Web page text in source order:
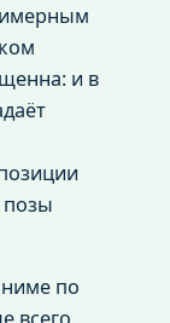
и в
позы
по